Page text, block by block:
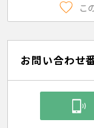
こ
お問い合わせ